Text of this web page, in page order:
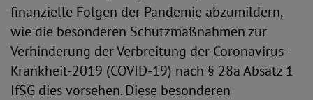
finanzielle Folgen der Pandemie abzumildern,
wie die besonderen Schutzmaßnahmen zur
Verhinderung der Verbreitung der Coronavirus-
Krankheit-2019 (COVID-19) nach § 28a Absatz 1
IfSG dies vorsehen. Diese besonderen